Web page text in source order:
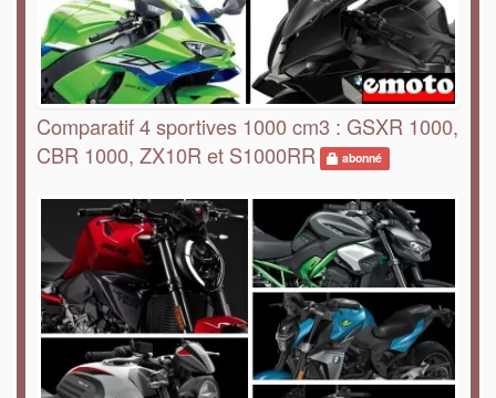
Comparatif 4 sportives 1000 cm3 : GSXR 1000,
CBR 1000, ZX10R et S1000RR
abonné